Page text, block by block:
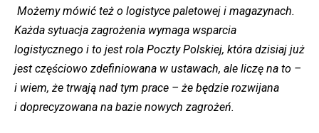
Możemy mówić też o logistyce paletowej i magazynach.
Każda sytuacja zagrożenia wymaga wsparcia
logistycznego i to jest rola Poczty Polskiej, która dzisiaj już
jest częściowo zdefiniowana w ustawach, ale liczę na to –
i wiem, że trwają nad tym prace – że będzie rozwijana
i doprecyzowana na bazie nowych zagrożeń.